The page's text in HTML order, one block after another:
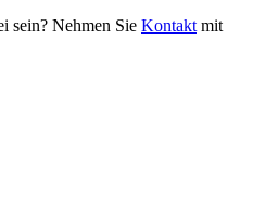
sein? Nehmen Sie Kontakt mit